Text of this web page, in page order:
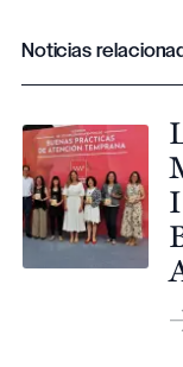
Noticias